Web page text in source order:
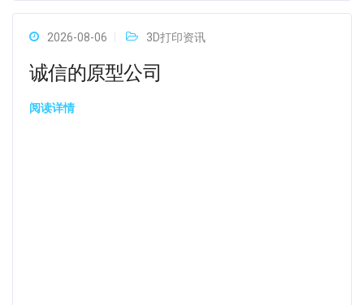
2026-08-06 3D打印资讯
诚信的原型公司
阅读详情